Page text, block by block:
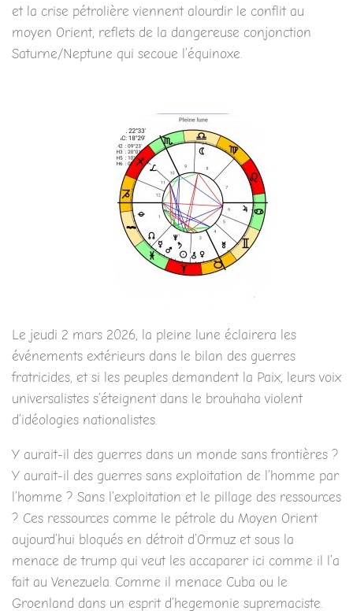
et la crise pétrolière viennent alourdir le conflit au
moyen Orient, reflets de la dangereuse conjonction
Saturne/Neptune qui secoue l’équinoxe.
Le jeudi 2 mars 2026, la pleine lune éclairera les
événements extérieurs dans le bilan des guerres
fratricides, et si les peuples demandent la Paix, leurs voix
universalistes s’éteignent dans le brouhaha violent
d’idéologies nationalistes.
Y aurait-il des guerres dans un monde sans frontières ?
Y aurait-il des guerres sans exploitation de l’homme par
l’homme ? Sans l’exploitation et le pillage des ressources
? Ces ressources comme le pétrole du Moyen Orient
aujourd’hui bloqués en détroit d’Ormuz et sous la
menace de trump qui veut les accaparer ici comme il l’a
fait au Venezuela. Comme il menace Cuba ou le
Groenland dans un esprit d’hegemonie supremaciste.